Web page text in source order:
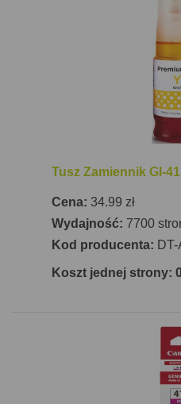
mm (szerokość x
kg, co sprawia, że łatwo
miejscu. Urządzenie jest
LCD z przyciskami do
Warto podkreślić, że
posiada funkcji faxu, ale
skanowania i kopiowania
domu i biurze.
Tusz Zamiennik GI-
Cena: 34.99 zł
Wydajność: 7700
Kod producenta:
Koszt jednej strony: